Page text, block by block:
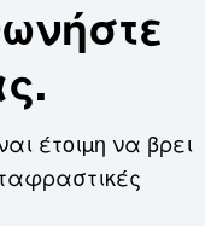
έτοιμη να βρει